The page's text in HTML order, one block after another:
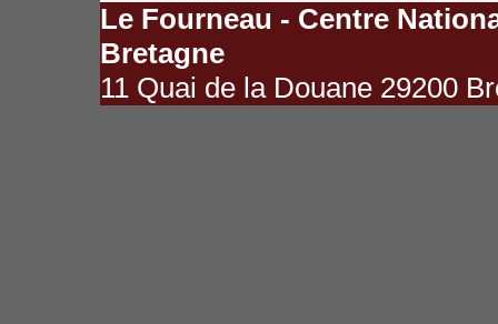
Le Fourneau - Centre
Bretagne
11 Quai de la Douane 29200